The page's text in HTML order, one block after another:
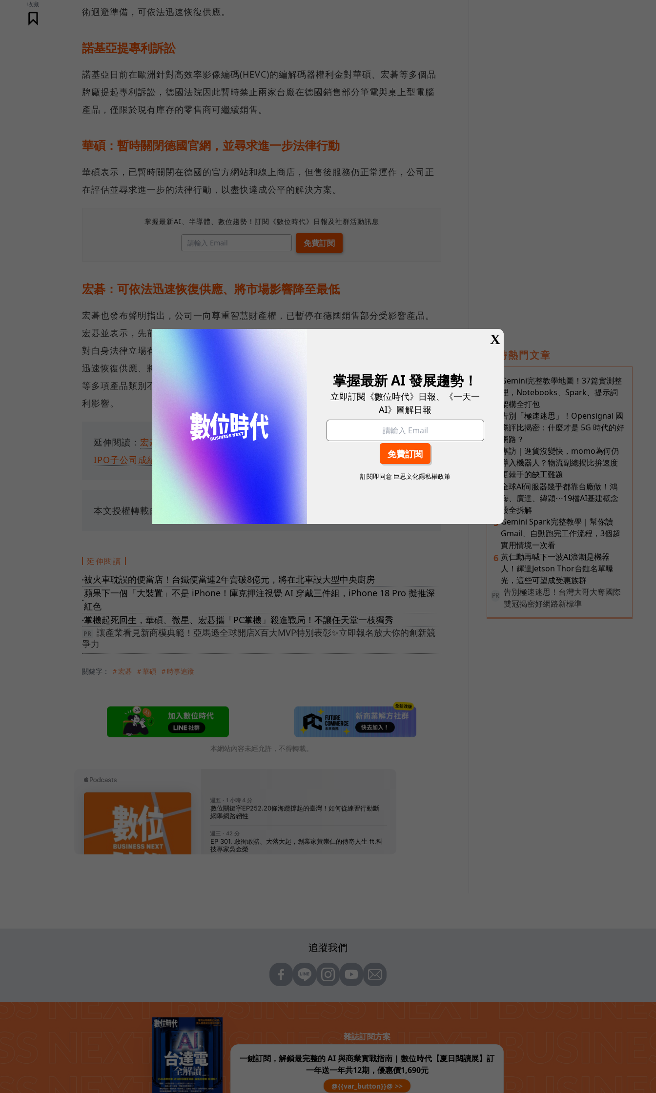
收藏
術迴避準備，可依法迅速恢復供應。
諾基亞提專利訴訟
諾基亞日前在歐洲針對高效率影像編碼(HEVC)的編解碼器權利金對華碩、宏碁等多個品
牌廠提起專利訴訟，德國法院因此暫時禁止兩家台廠在德國銷售部分筆電與桌上型電腦
產品，僅限於現有庫存的零售商可繼續銷售。
華碩：暫時關閉德國官網，並尋求進一步法律行動
華碩表示，已暫時關閉在德國的官方網站和線上商店，但售後服務仍正常運作，公司正
在評估並尋求進一步的法律行動，以盡快達成公平的解決方案。
掌握最新AI、半導體、數位趨勢！訂閱《數位時代》日報及社群活動訊息
宏碁：可依法迅速恢復供應、將市場影響降至最低
宏碁也發布聲明指出，公司一向尊重智慧財產權，已暫停在德國銷售部分受影響產品。
宏碁並表示，先前在英國法院取得有利判決，確認公司有權取得公平合理的授權條件，
對自身法律立場有信心，將採取一切必要法律行動；公司已完成技術迴避準備，可依法
迅速恢復供應、將市場影響降至最低。另外，包含顯示器、路由器、電動滑板車及配件
等多項產品類別不受影響，可在德國持續銷售，評估此案對公司營運與財務並無重大不
利影響。
延伸閱讀： 宏碁10年猛虎計畫！陳俊聖為何敢帶頭「不務正業」？3張圖看12家
IPO子公司成績
本文授權轉載自
延伸閱讀
●被火車耽誤的便當店！台鐵便當連2年賣破8億元，將在北車設大型中央廚房
●
蘋果下一個「大裝置」不是 iPhone！庫克押注視覺 AI 穿戴三件組，iPhone 18 Pro 擬推深
紅色
●掌機起死回生，華碩、微星、宏碁攜「PC掌機」殺進戰局！不讓任天堂一枝獨秀
讓產業看見新商模典範！亞馬遜全球開店X百大MVP特別表彰✨立即報名放大你的創新競
爭力
關鍵字： ＃宏碁 ＃華碩 ＃時事追蹤
本網站內容未經允許，不得轉載。
即時熱門文章
Gemini完整教學地圖！37篇實測整
理，Notebooks、Spark、提示詞
架構全打包
告別「極速迷思」！Opensignal 國
際評比揭密：什麼才是 5G 時代的好
網路？
專訪｜進貨沒變快，momo為何仍
導入機器人？物流副總揭比拚速度
更棘手的缺工難題
全球AI伺服器幾乎都靠台廠做！鴻
海、廣達、緯穎⋯19檔AI基建概念
股全拆解
5 Gemini Spark完整教學｜幫你讀
Gmail、自動跑完工作流程，3個超
實用情境一次看
6 黃仁勳再喊下一波AI浪潮是機器
人！輝達Jetson Thor台鏈名單曝
光，這些可望成受惠族群
PR
告別極速迷思！台灣大哥大奪國際
雙冠揭密好網路新標準
追蹤我們
雜誌訂閱方案
一鍵訂閱，解鎖最完整的 AI 與商業實戰指南 | 數位時代【夏日閱讀展】訂
一年送一年共12期，優惠價1,690元
@{{var_button}}@ >>
X
掌握最新 AI 發展趨勢！
立即訂閱《數位時代》日報、《一天一
AI》圖解日報
訂閱即同意 巨思文化隱私權政策